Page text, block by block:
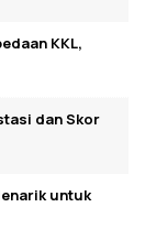
KKL,
dan Skor
untuk